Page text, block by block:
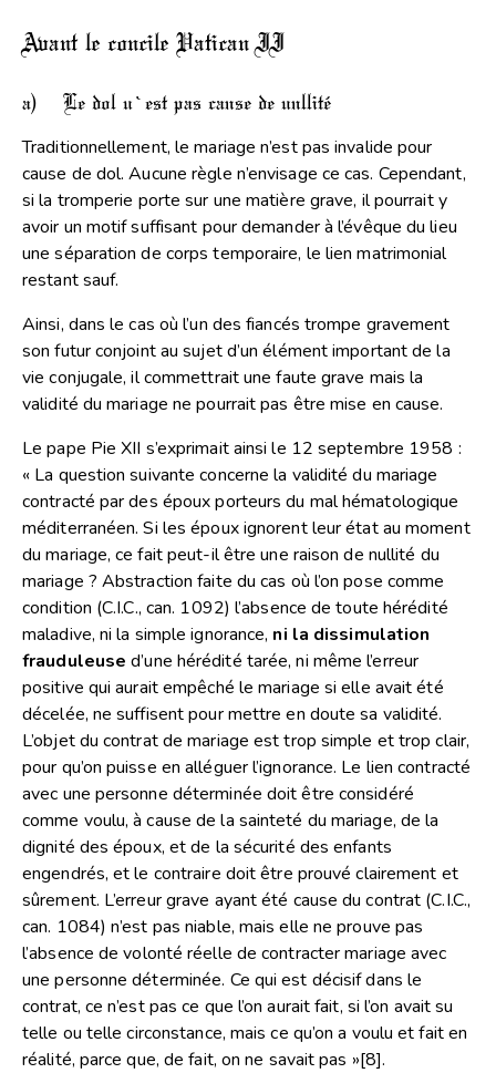
Avant le concile Vatican II
a) Le dol n’est pas cause de nullité
Traditionnellement, le mariage n’est pas invalide pour
cause de dol. Aucune règle n’envisage ce cas. Cependant,
si la tromperie porte sur une matière grave, il pourrait y
avoir un motif suffisant pour demander à l’évêque du lieu
une séparation de corps temporaire, le lien matrimonial
restant sauf.
Ainsi, dans le cas où l’un des fiancés trompe gravement
son futur conjoint au sujet d’un élément important de la
vie conjugale, il commettrait une faute grave mais la
validité du mariage ne pourrait pas être mise en cause.
Le pape Pie XII s’exprimait ainsi le 12 septembre 1958 :
« La question suivante concerne la validité du mariage
contracté par des époux porteurs du mal hématologique
méditerranéen. Si les époux ignorent leur état au moment
du mariage, ce fait peut-il être une raison de nullité du
mariage ? Abstraction faite du cas où l’on pose comme
condition (C.I.C., can. 1092) l’absence de toute hérédité
maladive, ni la simple ignorance, ni la dissimulation
frauduleuse d’une hérédité tarée, ni même l’erreur
positive qui aurait empêché le mariage si elle avait été
décelée, ne suffisent pour mettre en doute sa validité.
L’objet du contrat de mariage est trop simple et trop clair,
pour qu’on puisse en alléguer l’ignorance. Le lien contracté
avec une personne déterminée doit être considéré
comme voulu, à cause de la sainteté du mariage, de la
dignité des époux, et de la sécurité des enfants
engendrés, et le contraire doit être prouvé clairement et
sûrement. L’erreur grave ayant été cause du contrat (C.I.C.,
can. 1084) n’est pas niable, mais elle ne prouve pas
l’absence de volonté réelle de contracter mariage avec
une personne déterminée. Ce qui est décisif dans le
contrat, ce n’est pas ce que l’on aurait fait, si l’on avait su
telle ou telle circonstance, mais ce qu’on a voulu et fait en
réalité, parce que, de fait, on ne savait pas »[8].